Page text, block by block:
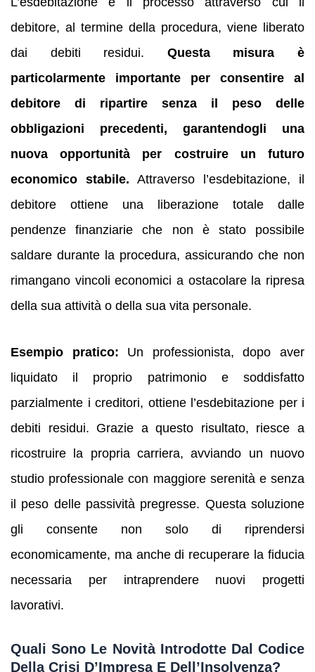
debitore, al termine della procedura, viene liberato
dai debiti residui. Questa misura è
particolarmente importante per consentire al
debitore di ripartire senza il peso delle
obbligazioni precedenti, garantendogli una
nuova opportunità per costruire un futuro
economico stabile. Attraverso l’esdebitazione, il
debitore ottiene una liberazione totale dalle
pendenze finanziarie che non è stato possibile
saldare durante la procedura, assicurando che non
rimangano vincoli economici a ostacolare la ripresa
della sua attività o della sua vita personale.
Esempio pratico: Un professionista, dopo aver
liquidato il proprio patrimonio e soddisfatto
parzialmente i creditori, ottiene l’esdebitazione per i
debiti residui. Grazie a questo risultato, riesce a
ricostruire la propria carriera, avviando un nuovo
studio professionale con maggiore serenità e senza
il peso delle passività pregresse. Questa soluzione
gli consente non solo di riprendersi
economicamente, ma anche di recuperare la fiducia
necessaria per intraprendere nuovi progetti
lavorativi.
Quali Sono Le Novità Introdotte Dal Codice
Della Crisi D’Impresa E Dell’Insolvenza?